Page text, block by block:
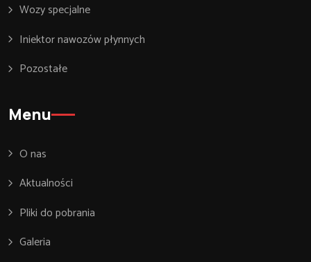
Wozy specjalne
Iniektor nawozów płynnych
Pozostałe
Menu
O nas
Aktualności
Pliki do pobrania
Galeria